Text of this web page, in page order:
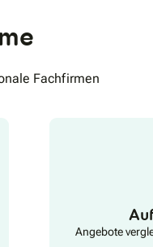
Fachfirmen
Angebote